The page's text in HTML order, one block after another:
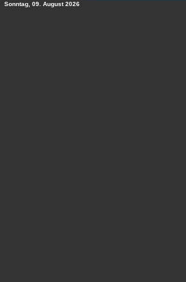
Sonntag, 09. August 2026